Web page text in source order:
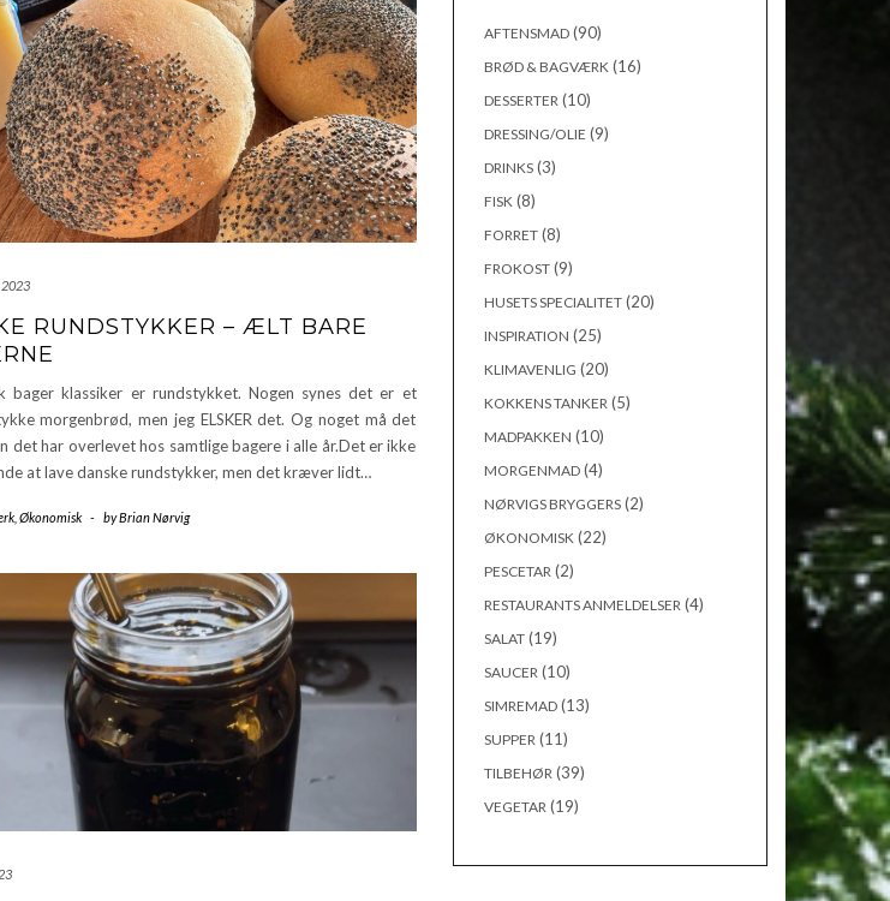
2023
RUNDSTYKKER – ÆLT BARE
bager klassiker er rundstykket. Nogen synes det er et
morgenbrød, men jeg ELSKER det. Og noget må det
det har overlevet hos samtlige bagere i alle år.Det er ikke
at lave danske rundstykker, men det kræver lidt…
, Økonomisk - byBrian Nørvig
AFTENSMAD(90)
BRØD & BAGVÆRK (16)
DESSERTER (10)
DRESSING/OLIE (9)
DRINKS(3)
FISK (8)
FORRET(8)
FROKOST(9)
HUSETS SPECIALITET(20)
INSPIRATION (25)
KLIMAVENLIG (20)
KOKKENS TANKER (5)
MADPAKKEN (10)
MORGENMAD(4)
NØRVIGS BRYGGERS(2)
ØKONOMISK (22)
PESCETAR (2)
RESTAURANTS ANMELDELSER (4)
SALAT(19)
SAUCER (10)
SIMREMAD(13)
SUPPER (11)
TILBEHØR (39)
VEGETAR (19)